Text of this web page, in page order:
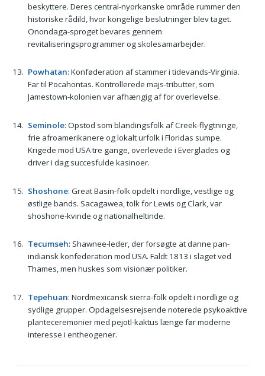
beskyttere. Deres central-nyorkanske område rummer den
historiske rådild, hvor kongelige beslutninger blev taget.
Onondaga-sproget bevares gennem
revitaliseringsprogrammer og skolesamarbejder.
Powhatan: Konføderation af stammer i tidevands-Virginia.
Far til Pocahontas. Kontrollerede majs-tributter, som
Jamestown-kolonien var afhængig af for overlevelse.
Seminole: Opstod som blandingsfolk af Creek-flygtninge,
frie afroamerikanere og lokalt urfolk i Floridas sumpe.
Krigede mod USA tre gange, overlevede i Everglades og
driver i dag succesfulde kasinoer.
Shoshone: Great Basin-folk opdelt i nordlige, vestlige og
østlige bands. Sacagawea, tolk for Lewis og Clark, var
shoshone-kvinde og nationalheltinde.
Tecumseh: Shawnee-leder, der forsøgte at danne pan-
indiansk konfederation mod USA. Faldt 1813 i slaget ved
Thames, men huskes som visionær politiker.
Tepehuan: Nordmexicansk sierra-folk opdelt i nordlige og
sydlige grupper. Opdagelsesrejsende noterede psykoaktive
planteceremonier med pejotl-kaktus længe før moderne
interesse i entheogener.